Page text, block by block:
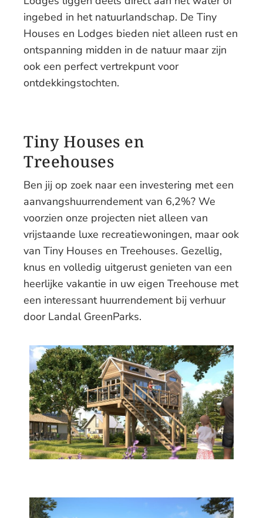
ingebed in het natuurlandschap. De Tiny
Houses en Lodges bieden niet alleen rust en
ontspanning midden in de natuur maar zijn
ook een perfect vertrekpunt voor
ontdekkingstochten.
Tiny Houses en
Treehouses
Ben jij op zoek naar een investering met een
aanvangshuurrendement van 6,2%? We
voorzien onze projecten niet alleen van
vrijstaande luxe recreatiewoningen, maar ook
van Tiny Houses en Treehouses. Gezellig,
knus en volledig uitgerust genieten van een
heerlijke vakantie in uw eigen Treehouse met
een interessant huurrendement bij verhuur
door Landal GreenParks.